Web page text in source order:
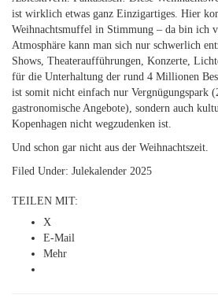
ist wirklich etwas ganz Einzigartiges. Hier
Weihnachtsmuffel in Stimmung – da bin ich
Atmosphäre kann man sich nur schwerlich
Shows, Theateraufführungen, Konzerte,
für die Unterhaltung der rund 4 Millionen
ist somit nicht einfach nur Vergnügungspark
gastronomische Angebote), sondern auch
Kopenhagen nicht wegzudenken ist.
Und schon gar nicht aus der Weihnachtszeit.
Filed Under: Julekalender 2025
TEILEN MIT:
X
E-Mail
Mehr